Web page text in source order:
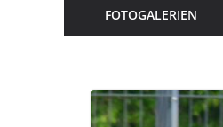
FOTOGALERIEN